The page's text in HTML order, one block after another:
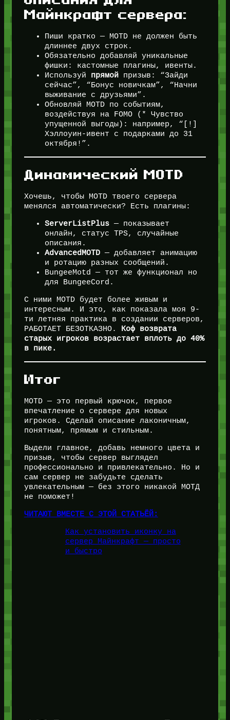
Майнкрафт сервера:
Пиши кратко — MOTD не должен быть
длиннее двух строк.
Обязательно добавляй уникальные
фишки: кастомные плагины, ивенты.
Используй прямойпризыв: “Зайди
сейчас”, “Бонус новичкам”, “Начни
выживание с друзьями”.
Обновляй MOTD по событиям,
воздействуя на FOMO (* Чувство
упущенной выгоды): например, “[!]
Хэллоуин-ивент с подарками до 31
октября!”.
Динамический MOTD
Хочешь, чтобы MOTD твоего сервера
менялся автоматически? Есть плагины:
ServerListPlus— показывает
онлайн, статус TPS, случайные
описания.
AdvancedMOTD— добавляет анимацию
и ротацию разных сообщений.
BungeeMotd — тот же функционал но
для BungeeCord.
С ними MOTD будет более живым и
интересным. И это, как показала моя 9-
ти летняя практика в создании серверов,
РАБОТАЕТ БЕЗОТКАЗНО.
Коф возврата
старых игроков возрастает вплоть до 40%
в пике.
Итог
MOTD — это первый крючок, первое
впечатление о сервере для новых
игроков. Сделай описание лаконичным,
понятным, прямым и стильным.
Выдели главное, добавь немного цвета и
призыв, чтобы сервер выглядел
профессионально и привлекательно. Но и
сам сервер не забудьте сделать
увлекательным — без этого никакой МОТД
не поможет!
ЧИТАЮТ ВМЕСТЕ С ЭТОЙ СТАТЬЁЙ:
Как установить иконку на
сервер Майнкрафт — просто
и быстро